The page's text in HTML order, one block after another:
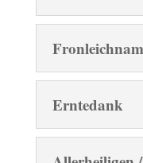
Fronleichnam
Erntedank